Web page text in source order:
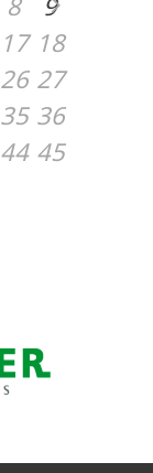
17 18
26 27
35 36
44 45